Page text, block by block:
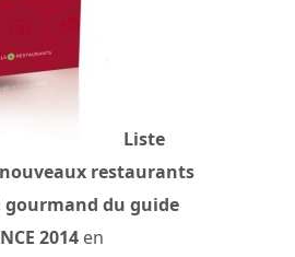
Liste
restaurants
gourmand du guide
2014 en